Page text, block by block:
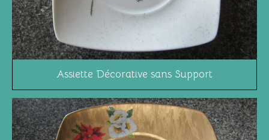
Assiette Décorative sans Support